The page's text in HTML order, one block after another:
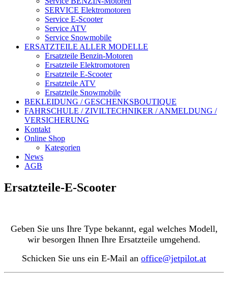
SERVICE Elektromotoren
Service E-Scooter
Service ATV
Service Snowmobile
ERSATZTEILE ALLER MODELLE
Ersatzteile Benzin-Motoren
Ersatzteile Elektromotoren
Ersatzteile E-Scooter
Ersatzteile ATV
Ersatzteile Snowmobile
BEKLEIDUNG / GESCHENKSBOUTIQUE
FAHRSCHULE / ZIVILTECHNIKER / ANMELDUNG /
VERSICHERUNG
Kontakt
Online Shop
Kategorien
News
AGB
Ersatzteile-E-Scooter
Geben Sie uns Ihre Type bekannt, egal welches Modell,
wir besorgen Ihnen Ihre Ersatzteile umgehend.
Schicken Sie uns ein E-Mail an office@jetpilot.at